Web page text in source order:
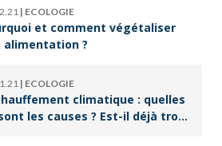
| ECOLOGIE
et comment végétaliser
alimentation ?
| ECOLOGIE
climatique : quelles
les causes ? Est-il déjà trop